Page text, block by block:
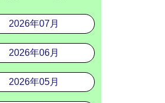
2026年07月
2026年06月
2026年05月